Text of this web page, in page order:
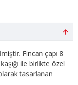
Fincan çapı 8
ile birlikte özel
tasarlanan